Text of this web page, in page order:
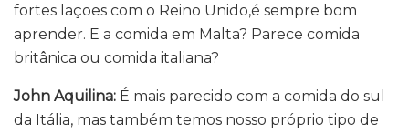
fortes laçoes com o Reino Unido,é sempre bom
aprender. E a comida em Malta? Parece comida
britânica ou comida italiana?
John Aquilina: É mais parecido com a comida do sul
da Itália, mas também temos nosso próprio tipo de